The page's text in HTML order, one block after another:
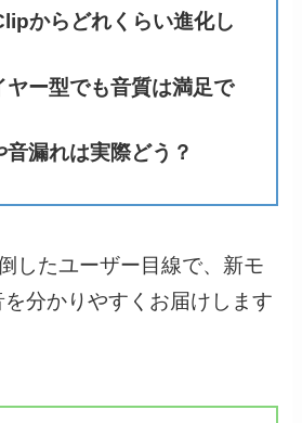
からどれくらい進化し
ヤー型でも音質は満足で
音漏れは実際どう？
したユーザー目線で、新モ
分かりやすくお届けします